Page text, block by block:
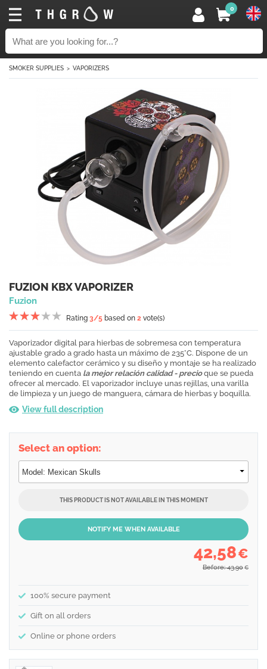
0
SMOKER SUPPLIES VAPORIZERS
FUZION KBX VAPORIZER
Fuzion
Rating 3/5 based on 2 vote(s)
Vaporizador digital para hierbas de sobremesa con temperatura
ajustable grado a grado hasta un máximo de 235°C. Dispone de un
elemento calefactor cerámico y su diseño y montaje se ha realizado
teniendo en cuenta la mejor relación calidad - precioque se pueda
ofrecer al mercado. El vaporizador incluye unas rejillas, una varilla
de limpieza y un juego de manguera, cámara de hierbas y boquilla.
View full description
Select an option:
THIS PRODUCT IS NOT AVAILABLE IN THIS MOMENT
NOTIFY ME WHEN AVAILABLE
42,58€
Before: 43,90 €
100% secure payment
Gift on all orders
Online or phone orders